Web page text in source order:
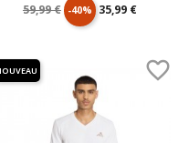
Prix
59,99 € -40% Prix
35,99 €
